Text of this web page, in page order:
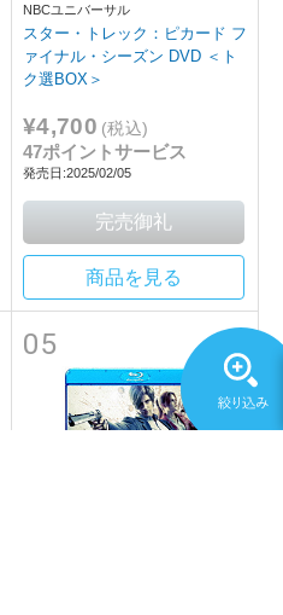
NBCユニバーサル
スター・トレック：ピカード フ
ァイナル・シーズン DVD ＜ト
ク選BOX＞
¥4,700 (税込)
47ポイントサービス
発売日:2025/02/05
商品を見る
05